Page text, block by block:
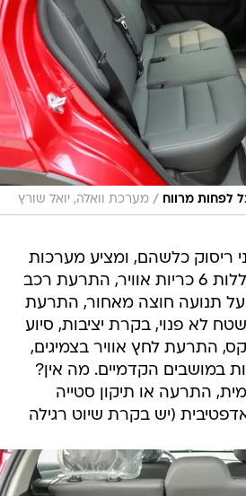
לפחות מרווח / מערכת וואלה, יואל שורץ
ריסוק כלשהם, ומציע מערכות
בטיחות חלקיות שכוללות 6 כריות אוויר, התרעת רכב
תנועה חוצה מאחור, התרעת
לא פנוי, בקרת יציבות, סיוע
התרעת לחץ אוויר בצמיגים,
במושבים הקדמיים. מה אין?
התרעה או תיקון סטייה
(יש בקרת שיוט רגילה